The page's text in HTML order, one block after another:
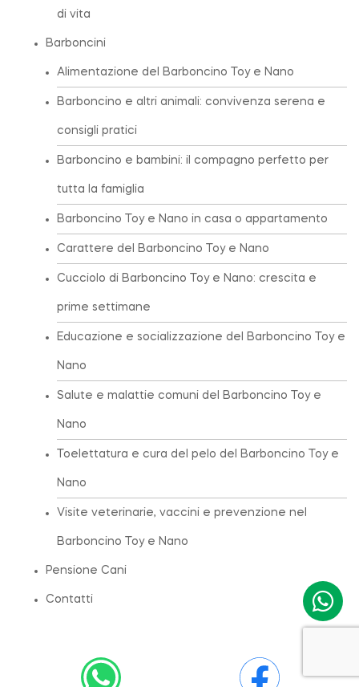
di vita
Barboncini
Alimentazione del Barboncino Toy e Nano
Barboncino e altri animali: convivenza serena e
consigli pratici
Barboncino e bambini: il compagno perfetto per
tutta la famiglia
Barboncino Toy e Nano in casa o appartamento
Carattere del Barboncino Toy e Nano
Cucciolo di Barboncino Toy e Nano: crescita e
prime settimane
Educazione e socializzazione del Barboncino Toy e
Nano
Salute e malattie comuni del Barboncino Toy e
Nano
Toelettatura e cura del pelo del Barboncino Toy e
Nano
Visite veterinarie, vaccini e prevenzione nel
Barboncino Toy e Nano
Pensione Cani
Contatti